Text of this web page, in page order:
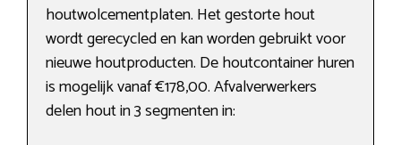
houtwolcementplaten. Het gestorte hout
wordt gerecycled en kan worden gebruikt voor
nieuwe houtproducten. De houtcontainer huren
is mogelijk vanaf €178,00. Afvalverwerkers
delen hout in 3 segmenten in: